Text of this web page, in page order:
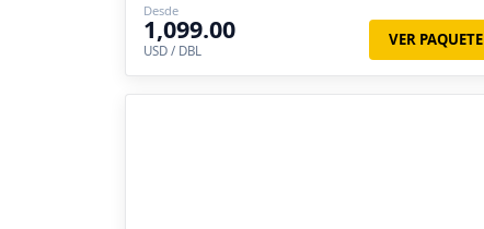
Desde
1,099.00
USD / DBL
VER PAQUETE